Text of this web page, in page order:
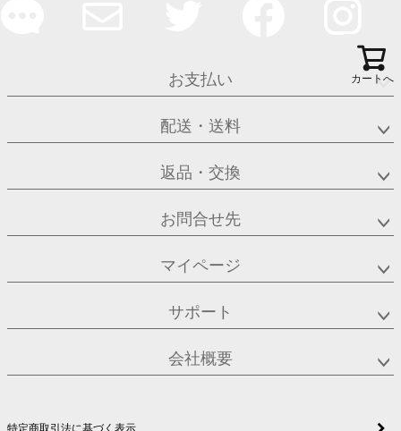
お支払い
配送・送料
返品・交換
お問合せ先
マイページ
サポート
会社概要
カートへ